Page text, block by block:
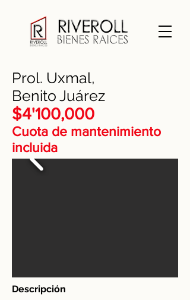
Prol. Uxmal,
Benito Juárez
$4'100,000
Cuota de mantenimiento
incluida
Descripción